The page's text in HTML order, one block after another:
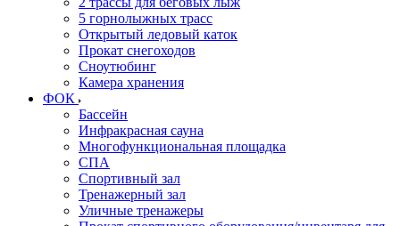
5 горнолыжных трасс
Открытый ледовый каток
Прокат снегоходов
Сноутюбинг
Камера хранения
ФОК
Бассейн
Инфракрасная сауна
Многофункциональная площадка
СПА
Спортивный зал
Тренажерный зал
Уличные тренажеры